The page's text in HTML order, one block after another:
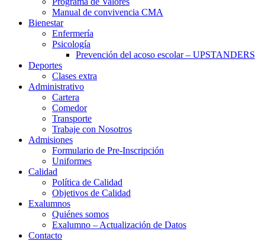
Manual de convivencia CMA
Bienestar
Enfermería
Psicología
Prevención del acoso escolar – UPSTANDERS
Deportes
Clases extra
Administrativo
Cartera
Comedor
Transporte
Trabaje con Nosotros
Admisiones
Formulario de Pre-Inscripción
Uniformes
Calidad
Política de Calidad
Objetivos de Calidad
Exalumnos
Quiénes somos
Exalumno – Actualización de Datos
Contacto